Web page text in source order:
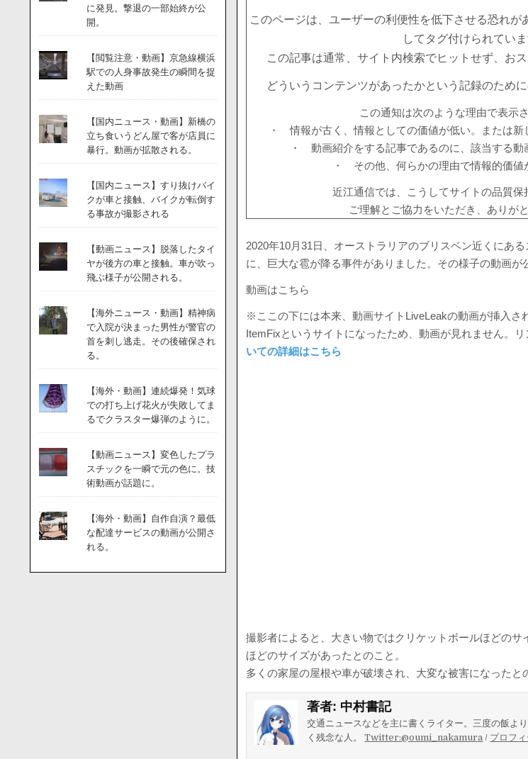
このページは、ユーザーの利便性を低下させる恐れが
してタグ付けられていま
この記事は通常、サイト内検索でヒットせず、お
どういうコンテンツがあったかという記録のため
この通知は次のような理由で表示
・ 情報が古く、情報としての価値が低い。または新
・ 動画紹介をする記事であるのに、該当する動
・ その他、何らかの理由で情報的価値
近江通信では、こうしてサイトの品質保
ご理解とご協力をいただき、ありが
2020年10月31日、オーストラリアのブリスベン近くにあ
に、巨大な雹が降る事件がありました。その様子の動画が
動画はこちら
※ここの下には本来、動画サイトLiveLeakの動画が挿入さ
ItemFixというサイトになったため、動画が見れません。リ
いての詳細はこちら
撮影者によると、大きい物ではクリケットボールほどの
ほどのサイズがあったとのこと。
多くの家屋の屋根や車が破壊され、大変な被害になったと
著者: 中村書記
交通ニュースなどを主に書くライター。三度の飯よ
く残念な人。Twitter:@oumi_nakamura / プロフ
に発見。撃退の一部始終が公
開。
【閲覧注意・動画】京急線横浜
駅での人身事故発生の瞬間を捉
えた動画
【国内ニュース・動画】新橋の
立ち食いうどん屋で客が店員に
暴行。動画が拡散される。
【国内ニュース】すり抜けバイ
クが車と接触、バイクが転倒す
る事故が撮影される
【動画ニュース】脱落したタイ
ヤが後方の車と接触。車が吹っ
飛ぶ様子が公開される。
【海外ニュース・動画】精神病
で入院が決まった男性が警官の
首を刺し逃走。その後確保され
る。
【海外・動画】連続爆発！気球
での打ち上げ花火が失敗してま
るでクラスター爆弾のように。
【動画ニュース】変色したプラ
スチックを一瞬で元の色に。技
術動画が話題に。
【海外・動画】自作自演？最低
な配達サービスの動画が公開さ
れる。